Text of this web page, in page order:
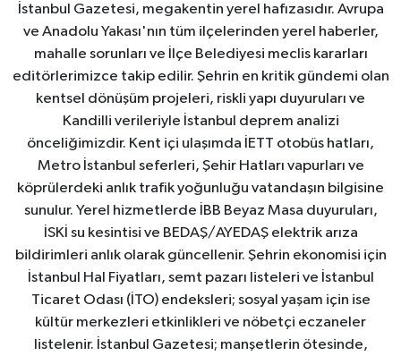
İstanbul Gazetesi, megakentin yerel hafızasıdır. Avrupa
ve Anadolu Yakası'nın tüm ilçelerinden yerel haberler,
mahalle sorunları ve İlçe Belediyesi meclis kararları
editörlerimizce takip edilir. Şehrin en kritik gündemi olan
kentsel dönüşüm projeleri, riskli yapı duyuruları ve
Kandilli verileriyle İstanbul deprem analizi
önceliğimizdir. Kent içi ulaşımda İETT otobüs hatları,
Metro İstanbul seferleri, Şehir Hatları vapurları ve
köprülerdeki anlık trafik yoğunluğu vatandaşın bilgisine
sunulur. Yerel hizmetlerde İBB Beyaz Masa duyuruları,
İSKİ su kesintisi ve BEDAŞ/AYEDAŞ elektrik arıza
bildirimleri anlık olarak güncellenir. Şehrin ekonomisi için
İstanbul Hal Fiyatları, semt pazarı listeleri ve İstanbul
Ticaret Odası (İTO) endeksleri; sosyal yaşam için ise
kültür merkezleri etkinlikleri ve nöbetçi eczaneler
listelenir. İstanbul Gazetesi; manşetlerin ötesinde,